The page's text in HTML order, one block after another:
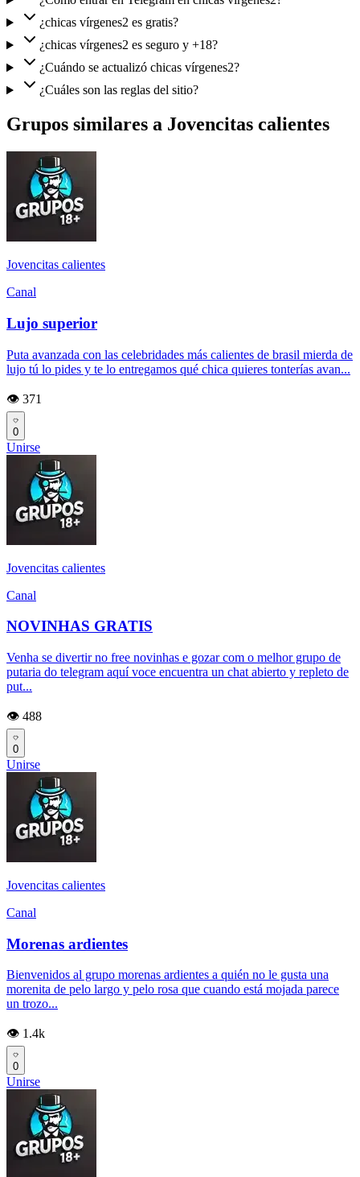
¿chicas vírgenes2 es gratis?
¿chicas vírgenes2 es seguro y +18?
¿Cuándo se actualizó chicas vírgenes2?
¿Cuáles son las reglas del sitio?
Grupos similares a Jovencitas calientes
Jovencitas calientes
Canal
Lujo superior
Puta avanzada con las celebridades más calientes de brasil mierda de
lujo tú lo pides y te lo entregamos qué chica quieres tonterías avan...
👁️ 371
0
Unirse
Jovencitas calientes
Canal
NOVINHAS GRATIS
Venha se divertir no free novinhas e gozar com o melhor grupo de
putaria do telegram aquí voce encuentra un chat abierto y repleto de
put...
👁️ 488
0
Unirse
Jovencitas calientes
Canal
Morenas ardientes
Bienvenidos al grupo morenas ardientes a quién no le gusta una
morenita de pelo largo y pelo rosa que cuando está mojada parece
un trozo...
👁️ 1.4k
0
Unirse